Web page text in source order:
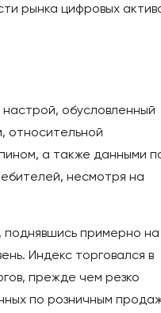
рынка цифровых
обусловленный
относительной
а также данными
несмотря на
поднявшись примерно на
Индекс торговался в
прежде чем резко
по розничным